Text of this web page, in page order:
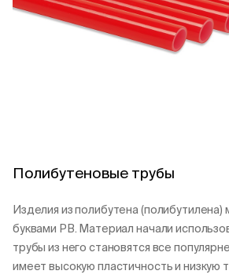
Полибутеновые трубы
Изделия из полибутена (полибутилена)
буквами РВ. Материал начали
трубы из него становятся все
имеет высокую пластичность и низкую